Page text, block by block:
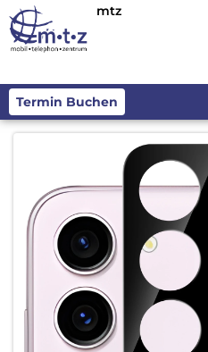
mtz
Termin Buchen